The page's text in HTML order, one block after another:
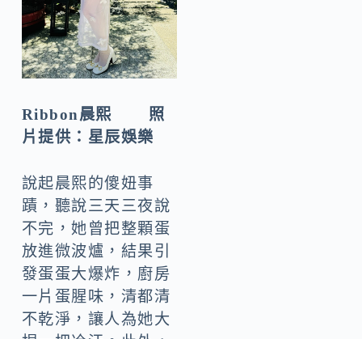
Ribbon晨熙 照
片提供：星辰娛樂
說起晨熙的傻妞事
蹟，聽說三天三夜說
不完，她曾把整顆蛋
放進微波爐，結果引
發蛋蛋大爆炸，廚房
一片蛋腥味，清都清
不乾淨，讓人為她大